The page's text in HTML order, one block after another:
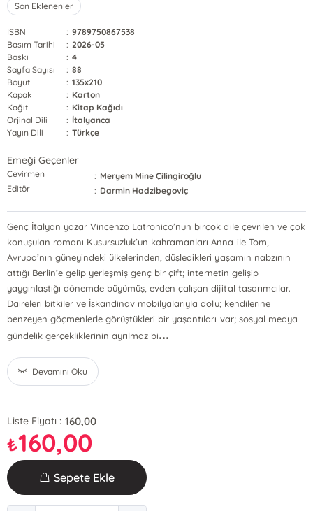
Son Eklenenler
ISBN : 9789750867538
Basım Tarihi
: 2026-05
Baskı
: 4
Sayfa Sayısı
: 88
Boyut
: 135x210
Kapak
: Karton
Kağıt
: Kitap Kağıdı
Orjinal Dili
: İtalyanca
Yayın Dili
: Türkçe
Emeği Geçenler
Çevirmen : Meryem Mine Çilingiroğlu
Editör
: Darmin Hadzibegoviç
Genç İtalyan yazar Vincenzo Latronico’nun birçok dile çevrilen ve çok
konuşulan romanı Kusursuzluk’un kahramanları Anna ile Tom,
Avrupa’nın güneyindeki ülkelerinden, düşledikleri yaşamın nabzının
attığı Berlin’e gelip yerleşmiş genç bir çift; internetin gelişip
yaygınlaştığı dönemde büyümüş, evden çalışan dijital tasarımcılar.
Daireleri bitkiler ve İskandinav mobilyalarıyla dolu; kendilerine
benzeyen göçmenlerle görüştükleri bir yaşantıları var; sosyal medya
gündelik gerçekliklerinin ayrılmaz bi...
Devamını Oku
Liste Fiyatı : 160,00
₺160,00
Sepete Ekle